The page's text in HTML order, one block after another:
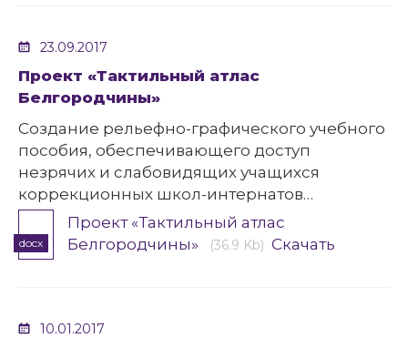
23.09.2017
Проект «Тактильный атлас
Белгородчины»
Создание рельефно-графического учебного
пособия, обеспечивающего доступ
незрячих и слабовидящих учащихся
коррекционных школ-интернатов
Белгородской области к локальной истории
и культуре.
docx
Проект «Тактильный атлас
Белгородчины»
(36.9 Kb) Скачать
10.01.2017